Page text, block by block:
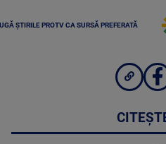
ȘTIRILE PROTV CA SURSĂ PREFERATĂ